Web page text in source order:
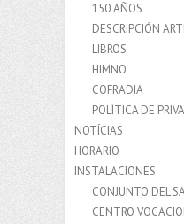
150 AÑOS
DESCRIPCIÓN
LIBROS
HIMNO
COFRADIA
POLÍTICA DE
NOTÍCIAS
HORARIO
INSTALACIONES
CONJUNTO DEL
CENTRO